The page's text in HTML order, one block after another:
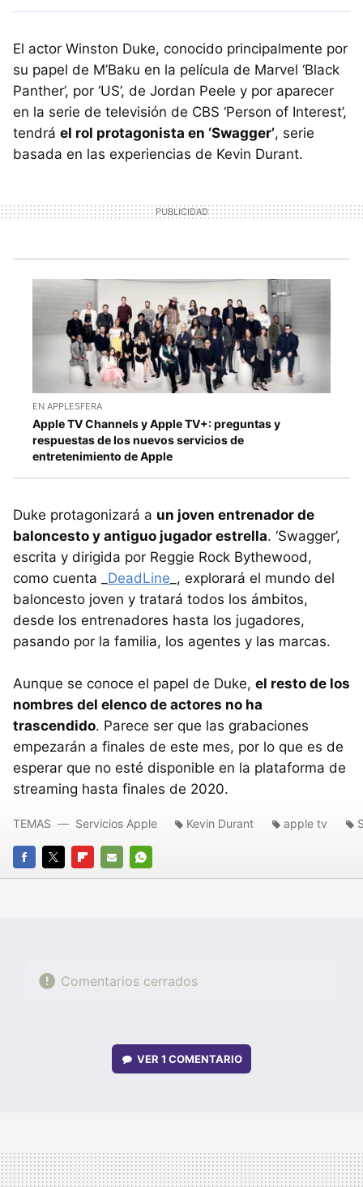
El actor Winston Duke, conocido principalmente por
su papel de M’Baku en la película de Marvel ‘Black
Panther’, por ‘US’, de Jordan Peele y por aparecer
en la serie de televisión de CBS ‘Person of Interest’,
tendrá el rol protagonista en ‘Swagger’, serie
basada en las experiencias de Kevin Durant.
EN APPLESFERA
Apple TV Channels y Apple TV+: preguntas y
respuestas de los nuevos servicios de
entretenimiento de Apple
Duke protagonizará a un joven entrenador de
baloncesto y antiguo jugador estrella. ‘Swagger’,
escrita y dirigida por Reggie Rock Bythewood,
como cuenta _ DeadLine _, explorará el mundo del
baloncesto joven y tratará todos los ámbitos,
desde los entrenadores hasta los jugadores,
pasando por la familia, los agentes y las marcas.
Aunque se conoce el papel de Duke, el resto de los
nombres del elenco de actores no ha
trascendido. Parece ser que las grabaciones
empezarán a finales de este mes, por lo que es de
esperar que no esté disponible en la plataforma de
streaming hasta finales de 2020.
FACEBOOK
TWITTERFLIPBOARD
E-
WHATSAPP
TEMAS Servicios Apple Kevin Durant apple tv
Comentarios cerrados
VER 1 COMENTARIO